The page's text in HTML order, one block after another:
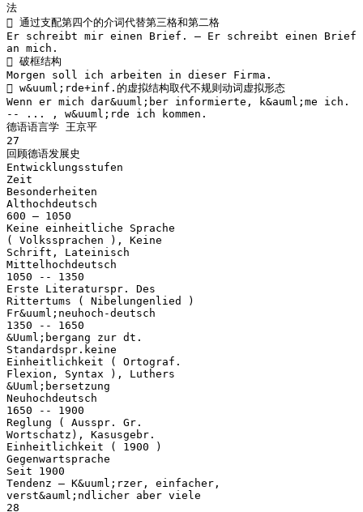
法
 通过支配第四个的介词代替第三格和第二格
Er schreibt mir einen Brief. – Er schreibt einen Brief
an mich.
 破框结构
Morgen soll ich arbeiten in dieser Firma.
 w&uuml;rde+inf.的虚拟结构取代不规则动词虚拟形态
Wenn er mich dar&uuml;ber informierte, k&auml;me ich.
-- ... , w&uuml;rde ich kommen.
德语语言学 王京平
27
回顾德语发展史
Entwicklungsstufen
Zeit
Besonderheiten
Althochdeutsch
600 – 1050
Keine einheitliche Sprache
( Volkssprachen ), Keine
Schrift, Lateinisch
Mittelhochdeutsch
1050 -- 1350
Erste Literaturspr. Des
Rittertums ( Nibelungenlied )
Fr&uuml;neuhoch-deutsch
1350 -- 1650
&Uuml;bergang zur dt.
Standardspr.keine
Einheitlichkeit ( Ortograf.
Flexion, Syntax ), Luthers
&Uuml;bersetzung
Neuhochdeutsch
1650 -- 1900
Reglung ( Ausspr. Gr.
Wortschatz), Kasusgebr.
Einheitlichkeit ( 1900 )
Gegenwartsprache
Seit 1900
Tendenz – K&uuml;rzer, einfacher,
verst&auml;ndlicher aber viele
28